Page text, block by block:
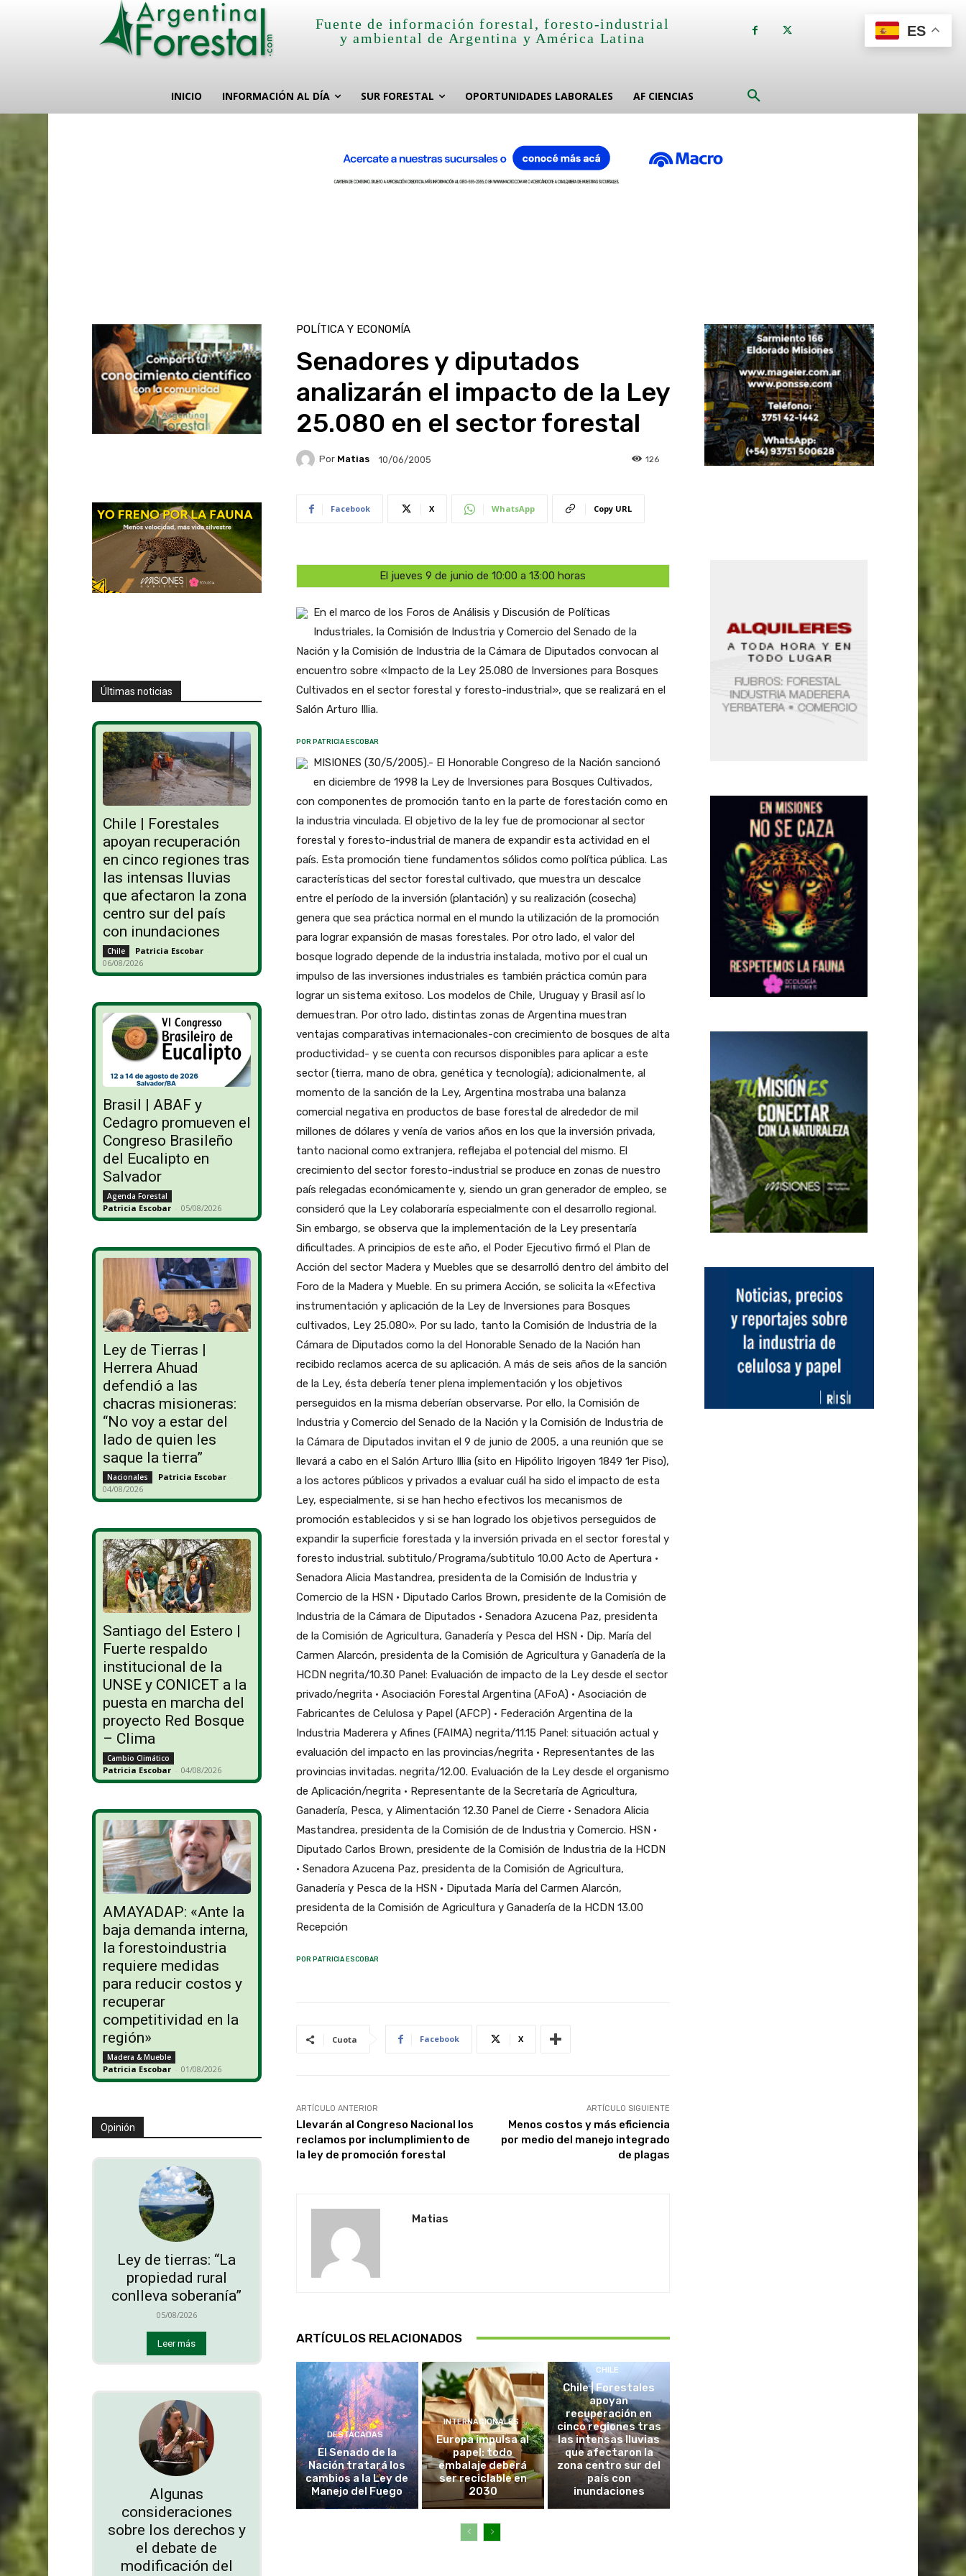
Fuente de información forestal, foresto-industrial
y ambiental de Argentina y América Latina
INICIO INFORMACIÓN AL DÍA SUR FORESTAL OPORTUNIDADES LABORALES AF CIENCIAS
Últimas noticias
Chile | Forestales
apoyan recuperación
en cinco regiones tras
las intensas lluvias
que afectaron la zona
centro sur del país
con inundaciones
Chile Patricia Escobar -
06/08/2026
Brasil | ABAF y
Cedagro promueven el
Congreso Brasileño
del Eucalipto en
Salvador
Agenda Forestal
Patricia Escobar - 05/08/2026
Ley de Tierras |
Herrera Ahuad
defendió a las
chacras misioneras:
“No voy a estar del
lado de quien les
saque la tierra”
Nacionales Patricia Escobar -
04/08/2026
Santiago del Estero |
Fuerte respaldo
institucional de la
UNSE y CONICET a la
puesta en marcha del
proyecto Red Bosque
– Clima
Cambio Climático
Patricia Escobar - 04/08/2026
AMAYADAP: «Ante la
baja demanda interna,
la forestoindustria
requiere medidas
para reducir costos y
recuperar
competitividad en la
región»
Madera & Mueble
Patricia Escobar - 01/08/2026
Opinión
Ley de tierras: “La
propiedad rural
conlleva soberanía”
05/08/2026
Leer más
Algunas
consideraciones
sobre los derechos y
el debate de
modificación del
POLÍTICA Y ECONOMÍA
Senadores y diputados
analizarán el impacto de la Ley
25.080 en el sector forestal
Por Matias 10/06/2005 126
Facebook X WhatsApp Copy URL
El jueves 9 de junio de 10:00 a 13:00 horas
En el marco de los Foros de Análisis y Discusión de Políticas
Industriales, la Comisión de Industria y Comercio del Senado de la
Nación y la Comisión de Industria de la Cámara de Diputados convocan al
encuentro sobre «Impacto de la Ley 25.080 de Inversiones para Bosques
Cultivados en el sector forestal y foresto-industrial», que se realizará en el
Salón Arturo Illia.
POR PATRICIA ESCOBAR
MISIONES (30/5/2005).- El Honorable Congreso de la Nación sancionó
en diciembre de 1998 la Ley de Inversiones para Bosques Cultivados,
con componentes de promoción tanto en la parte de forestación como en
la industria vinculada. El objetivo de la ley fue de promocionar al sector
forestal y foresto-industrial de manera de expandir esta actividad en el
país. Esta promoción tiene fundamentos sólidos como política pública. Las
características del sector forestal cultivado, que muestra un descalce
entre el período de la inversión (plantación) y su realización (cosecha)
genera que sea práctica normal en el mundo la utilización de la promoción
para lograr expansión de masas forestales. Por otro lado, el valor del
bosque logrado depende de la industria instalada, motivo por el cual un
impulso de las inversiones industriales es también práctica común para
lograr un sistema exitoso. Los modelos de Chile, Uruguay y Brasil así lo
demuestran. Por otro lado, distintas zonas de Argentina muestran
ventajas comparativas internacionales-con crecimiento de bosques de alta
productividad- y se cuenta con recursos disponibles para aplicar a este
sector (tierra, mano de obra, genética y tecnología); adicionalmente, al
momento de la sanción de la Ley, Argentina mostraba una balanza
comercial negativa en productos de base forestal de alrededor de mil
millones de dólares y venía de varios años en los que la inversión privada,
tanto nacional como extranjera, reflejaba el potencial del mismo. El
crecimiento del sector foresto-industrial se produce en zonas de nuestro
país relegadas económicamente y, siendo un gran generador de empleo, se
consideró que la Ley colaboraría especialmente con el desarrollo regional.
Sin embargo, se observa que la implementación de la Ley presentaría
dificultades. A principios de este año, el Poder Ejecutivo firmó el Plan de
Acción del sector Madera y Muebles que se desarrolló dentro del ámbito del
Foro de la Madera y Mueble. En su primera Acción, se solicita la «Efectiva
instrumentación y aplicación de la Ley de Inversiones para Bosques
cultivados, Ley 25.080». Por su lado, tanto la Comisión de Industria de la
Cámara de Diputados como la del Honorable Senado de la Nación han
recibido reclamos acerca de su aplicación. A más de seis años de la sanción
de la Ley, ésta debería tener plena implementación y los objetivos
perseguidos en la misma deberían observarse. Por ello, la Comisión de
Industria y Comercio del Senado de la Nación y la Comisión de Industria de
la Cámara de Diputados invitan el 9 de junio de 2005, a una reunión que se
llevará a cabo en el Salón Arturo Illia (sito en Hipólito Irigoyen 1849 1er Piso),
a los actores públicos y privados a evaluar cuál ha sido el impacto de esta
Ley, especialmente, si se han hecho efectivos los mecanismos de
promoción establecidos y si se han logrado los objetivos perseguidos de
expandir la superficie forestada y la inversión privada en el sector forestal y
foresto industrial. subtitulo/Programa/subtitulo 10.00 Acto de Apertura •
Senadora Alicia Mastandrea, presidenta de la Comisión de Industria y
Comercio de la HSN • Diputado Carlos Brown, presidente de la Comisión de
Industria de la Cámara de Diputados • Senadora Azucena Paz, presidenta
de la Comisión de Agricultura, Ganadería y Pesca del HSN • Dip. María del
Carmen Alarcón, presidenta de la Comisión de Agricultura y Ganadería de la
HCDN negrita/10.30 Panel: Evaluación de impacto de la Ley desde el sector
privado/negrita • Asociación Forestal Argentina (AFoA) • Asociación de
Fabricantes de Celulosa y Papel (AFCP) • Federación Argentina de la
Industria Maderera y Afines (FAIMA) negrita/11.15 Panel: situación actual y
evaluación del impacto en las provincias/negrita • Representantes de las
provincias invitadas. negrita/12.00. Evaluación de la Ley desde el organismo
de Aplicación/negrita • Representante de la Secretaría de Agricultura,
Ganadería, Pesca, y Alimentación 12.30 Panel de Cierre • Senadora Alicia
Mastandrea, presidenta de la Comisión de de Industria y Comercio. HSN •
Diputado Carlos Brown, presidente de la Comisión de Industria de la HCDN
• Senadora Azucena Paz, presidenta de la Comisión de Agricultura,
Ganadería y Pesca de la HSN • Diputada María del Carmen Alarcón,
presidenta de la Comisión de Agricultura y Ganadería de la HCDN 13.00
Recepción
POR PATRICIA ESCOBAR
Cuota Facebook X
ARTÍCULO ANTERIOR
Llevarán al Congreso Nacional los
reclamos por inclumplimiento de
la ley de promoción forestal
ARTÍCULO SIGUIENTE
Menos costos y más eficiencia
por medio del manejo integrado
de plagas
Matias
ARTÍCULOS RELACIONADOS
DESTACADAS
El Senado de la
Nación tratará los
cambios a la Ley de
Manejo del Fuego
INTERNACIONALES
Europa impulsa al
papel: todo
embalaje deberá
ser reciclable en
2030
CHILE
Chile | Forestales
apoyan
recuperación en
cinco regiones tras
las intensas lluvias
que afectaron la
zona centro sur del
país con
inundaciones
ES